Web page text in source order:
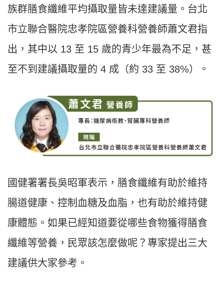
族群膳食纖維平均攝取量皆未達建議量。台北
市立聯合醫院忠孝院區營養科營養師蕭文君指
出，其中以 13 至 15 歲的青少年最為不足，甚
至不到建議攝取量的 4 成（約 33 至 38%）。
國健署署長吳昭軍表示，膳食纖維有助於維持
腸道健康、控制血糖及血脂，也有助於維持健
康體態。如果已經知道要從哪些食物獲得膳食
纖維等營養，民眾該怎麼做呢？專家提出三大
建議供大家參考。